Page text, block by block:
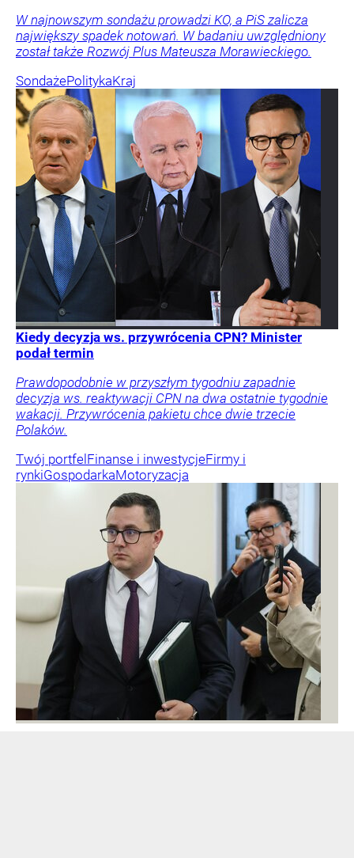
W najnowszym sondażu prowadzi KO, a PiS zalicza
największy spadek notowań. W badaniu uwzględniony
został także Rozwój Plus Mateusza Morawieckiego.
SondażePolitykaKraj
Kiedy decyzja ws. przywrócenia CPN? Minister
podał termin
Prawdopodobnie w przyszłym tygodniu zapadnie
decyzja ws. reaktywacji CPN na dwa ostatnie tygodnie
wakacji. Przywrócenia pakietu chce dwie trzecie
Polaków.
Twój portfel Finanse i inwestycjeFirmy i
rynkiGospodarkaMotoryzacja